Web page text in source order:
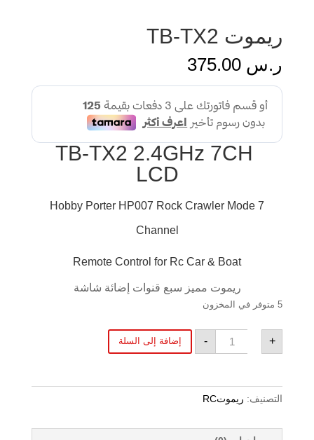
ريموت TB-TX2
ر.س
TB-TX2 2.4GHz 7CH
LCD
Hobby Porter HP007 Rock Crawler Mode 7
Channel
Remote Control for Rc Car & Boat
ريموت مميز سبع قنوات إضائة شاشة
5 متوفر في المخزون
-
كمية
ريموت
TB-
+ إضافة إلى السلة
التصنيف: ريموتRC